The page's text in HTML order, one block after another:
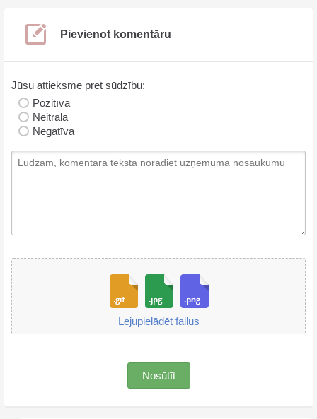
Pievienot komentāru
Jūsu attieksme pret sūdzību:
Pozitīva
Neitrāla
Negatīva
Lejupielādēt failus
Nosūtīt